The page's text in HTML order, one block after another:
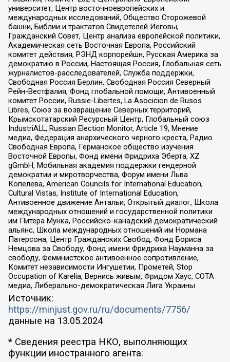
университет, Центр восточноевропейских и
международных исследований, Общество Сторожевой
башни, Библии и трактатов Свидетелей Иеговы,
Гражданский Совет, Центр анализа европейской политики,
Академическая сеть Восточная Европа, Российский
комитет действия, РЭНД корпорейшн, Русская Америка за
демократию в России, Настоящая Россия, Глобальная сеть
журналистов-расследователей, Служба поддержки,
Свободная Россия Берлин, Свободная Россия Северный
Рейн-Вестфалия, Фонд глобальной помощи, Антивоенный
комитет России, Russie-Libertes, La Asocicion de Rusos
Libres, Союз за возвращение Северных территорий,
Крымскотатарский Ресурсный Центр, Глобальный союз
IndustriALL, Russian Election Monitor, Article 19, Мнение
медиа, Федерация анархического черного креста, Радио
Свободная Европа, Германское общество изучения
Восточной Европы, Фонд имени Фридриха Эберта, XZ
gGmbH, Мобильная академия поддержки гендерной
демократии и миротворчества, Форум имени Льва
Копелева, American Councils for International Education,
Cultural Vistas, Institute of International Education,
Антивоенное движение Антальи, Открытый диалог, Школа
международных отношений и государственной политики
им Питера Мунка, Российско-канадский демократический
альянс, Школа международных отношений им Нормана
Патерсона, Центр Гражданских Свобод, Фонд Бориса
Немцова за Свободу, Фонд имени Фридриха Науманна за
свободу, Феминистское антивоенное сопротивление,
Комитет независимости Ингушетии, Прометей, Stop
Occupation of Karelia, Вернись живым, Фридом Хаус, СОТА
медиа, Либерально-демократическая Лига Украины
Источник:
https://minjust.gov.ru/ru/documents/7756/
данные на 13.05.2024
* Сведения реестра НКО, выполняющих
функции иностранного агента: